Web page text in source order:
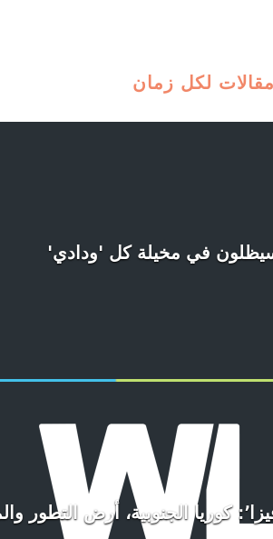
مقالات لكل زمان
كوريا الجنوبية، أرض التطور